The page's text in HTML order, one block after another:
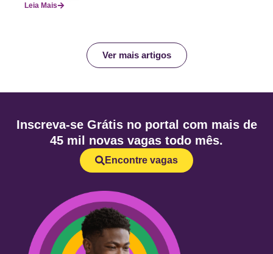
Leia Mais
Ver mais artigos
Inscreva-se Grátis no portal com mais de
45 mil novas vagas todo mês.
Encontre vagas